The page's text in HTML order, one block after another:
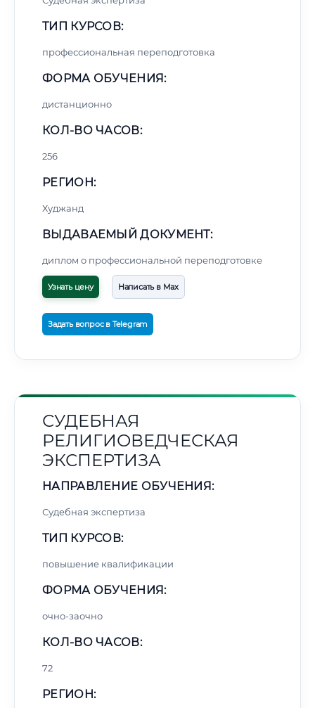
ТИП КУРСОВ:
профессиональная переподготовка
ФОРМА ОБУЧЕНИЯ:
дистанционно
КОЛ-ВО ЧАСОВ:
256
РЕГИОН:
Худжанд
ВЫДАВАЕМЫЙ ДОКУМЕНТ:
диплом о профессиональной переподготовке
Узнать цену Написать в Max
Задать вопрос в Telegram
СУДЕБНАЯ
РЕЛИГИОВЕДЧЕСКАЯ
ЭКСПЕРТИЗА
НАПРАВЛЕНИЕ ОБУЧЕНИЯ:
Судебная экспертиза
ТИП КУРСОВ:
повышение квалификации
ФОРМА ОБУЧЕНИЯ:
очно-заочно
КОЛ-ВО ЧАСОВ:
72
РЕГИОН: